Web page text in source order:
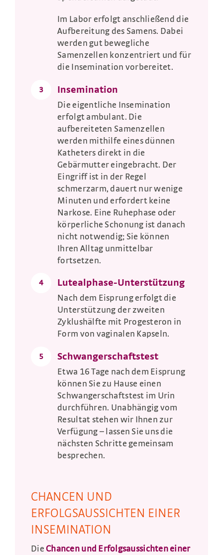
Im Labor erfolgt anschließend die
Aufbereitung des Samens. Dabei
werden gut bewegliche
Samenzellen konzentriert und für
die Insemination vorbereitet.
3 Insemination
Die eigentliche Insemination
erfolgt ambulant. Die
aufbereiteten Samenzellen
werden mithilfe eines dünnen
Katheters direkt in die
Gebärmutter eingebracht. Der
Eingriff ist in der Regel
schmerzarm, dauert nur wenige
Minuten und erfordert keine
Narkose. Eine Ruhephase oder
körperliche Schonung ist danach
nicht notwendig; Sie können
Ihren Alltag unmittelbar
fortsetzen.
4 Lutealphase-Unterstützung
Nach dem Eisprung erfolgt die
Unterstützung der zweiten
Zyklushälfte mit Progesteron in
Form von vaginalen Kapseln.
5 Schwangerschaftstest
Etwa 16 Tage nach dem Eisprung
können Sie zu Hause einen
Schwangerschaftstest im Urin
durchführen. Unabhängig vom
Resultat stehen wir Ihnen zur
Verfügung – lassen Sie uns die
nächsten Schritte gemeinsam
besprechen.
CHANCEN UND
ERFOLGSAUSSICHTEN EINER
INSEMINATION
Die Chancen und Erfolgsaussichten einer